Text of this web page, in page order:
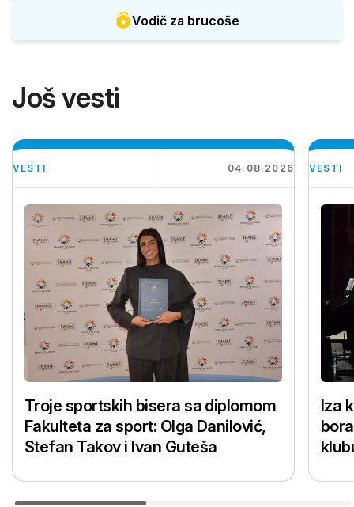
Vodič za brucoše
Još vesti
VESTI 04.08.2026
Troje sportskih bisera sa diplomom
Fakulteta za sport: Olga Danilović,
Stefan Takov i Ivan Guteša
VESTI
Iza